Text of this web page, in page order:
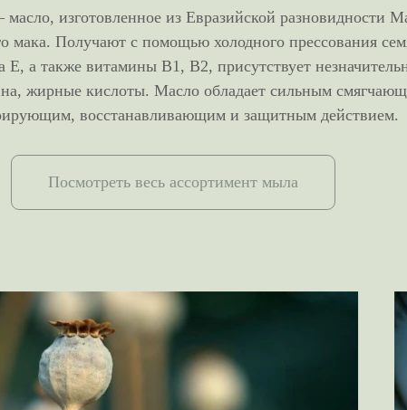
изготовленное из Евразийской разновидности
мака. Получают с помощью холодного прессования
Е, а также витамины В1, В2, присутствует
жирные кислоты. Масло обладает сильным
восстанавливающим и защитным действием.
Посмотреть весь ассортимент мыла